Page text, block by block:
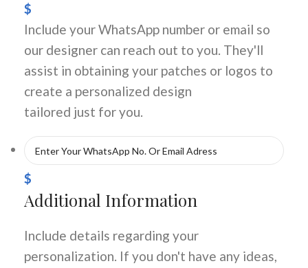
$
Include your WhatsApp number or email so
our designer can reach out to you. They'll
assist in obtaining your patches or logos to
create a personalized design
tailored just for you.
$
Additional Information
Include details regarding your
personalization. If you don't have any ideas,